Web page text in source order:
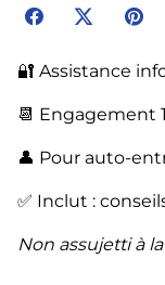
🔐 Assistance
📆 Engagement
👤 Pour auto-
✅ Inclut :
Non assujetti à